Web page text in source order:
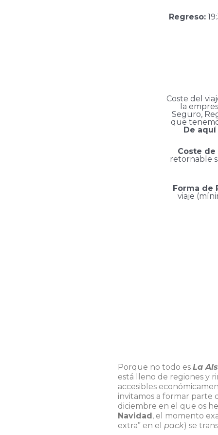
Regreso:
Coste del
la
Seguro,
que
De
Coste de
retornable
Forma de
viaje
Porque no todo es La
está lleno de regiones y
accesibles
invitamos a formar
diciembre en el que os
Navidad , el momento
extra” en el pack) se